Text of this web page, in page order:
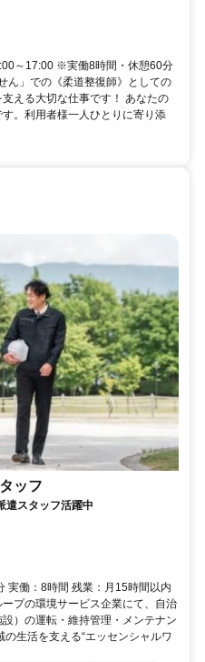
～17:00 ※実働8時間・休憩60分
ん」での《柔道整復師》としての
える大切な仕事です！ あなたの
。利用者様一人ひとりに寄り添
ッフ
遣スタッフ活躍中
実働：8時間 残業：月15時間以内
プの環境サービス企業にて、自治
）の運転・維持管理・メンテナン
生活を支える“エッセンシャルワ